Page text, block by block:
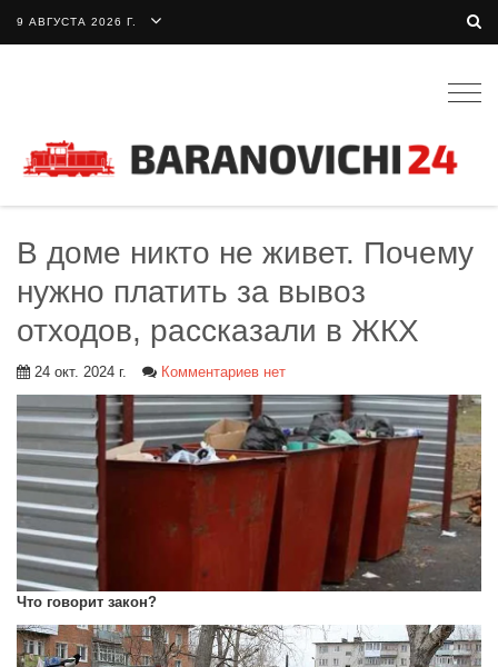
9 АВГУСТА 2026 Г.
В доме никто не живет. Почему
нужно платить за вывоз
отходов, рассказали в ЖКХ
24 окт. 2024 г. Комментариев нет
Что говорит закон?